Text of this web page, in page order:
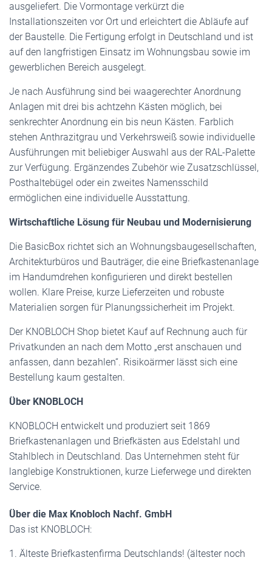
ausgeliefert. Die Vormontage verkürzt die
Installationszeiten vor Ort und erleichtert die Abläufe auf
der Baustelle. Die Fertigung erfolgt in Deutschland und ist
auf den langfristigen Einsatz im Wohnungsbau sowie im
gewerblichen Bereich ausgelegt.
Je nach Ausführung sind bei waagerechter Anordnung
Anlagen mit drei bis achtzehn Kästen möglich, bei
senkrechter Anordnung ein bis neun Kästen. Farblich
stehen Anthrazitgrau und Verkehrsweiß sowie individuelle
Ausführungen mit beliebiger Auswahl aus der RAL-Palette
zur Verfügung. Ergänzendes Zubehör wie Zusatzschlüssel,
Posthaltebügel oder ein zweites Namensschild
ermöglichen eine individuelle Ausstattung.
Wirtschaftliche Lösung für Neubau und Modernisierung
Die BasicBox richtet sich an Wohnungsbaugesellschaften,
Architekturbüros und Bauträger, die eine Briefkastenanlage
im Handumdrehen konfigurieren und direkt bestellen
wollen. Klare Preise, kurze Lieferzeiten und robuste
Materialien sorgen für Planungssicherheit im Projekt.
Der KNOBLOCH Shop bietet Kauf auf Rechnung auch für
Privatkunden an nach dem Motto „erst anschauen und
anfassen, dann bezahlen“. Risikoärmer lässt sich eine
Bestellung kaum gestalten.
Über KNOBLOCH
KNOBLOCH entwickelt und produziert seit 1869
Briefkastenanlagen und Briefkästen aus Edelstahl und
Stahlblech in Deutschland. Das Unternehmen steht für
langlebige Konstruktionen, kurze Lieferwege und direkten
Service.
Über die Max Knobloch Nachf. GmbH
Das ist KNOBLOCH:
1. Älteste Briefkastenfirma Deutschlands! (ältester noch